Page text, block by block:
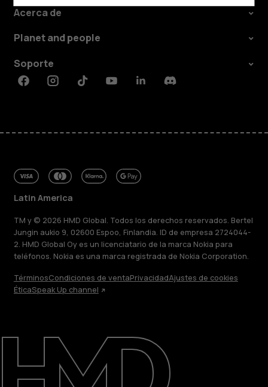
Reparar, reutilizar, reciclar
Sostenibilidad
Soporte
Acerca de
Planet and people
Soporte
FacebookInstagramTiktokYoutubeLinkedinDiscord
Latin America
TM y © 2026 HMD Global. Todos los derechos reservados. Bertel
Jungin aukio 9, 02600 Espoo, Finlandia. ID de empresa 2724044-
2. HMD Global Oy es un licenciatario de la marca Nokia para
teléfonos. Nokia es una marca registrada de Nokia Corporation.
TérminosCondiciones de ventaPrivacidadAjustes de cookies
ÉticaSpeak Up channel